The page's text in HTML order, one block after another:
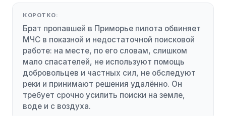
КОРОТКО:
Брат пропавшей в Приморье пилота обвиняет
МЧС в показной и недостаточной поисковой
работе: на месте, по его словам, слишком
мало спасателей, не используют помощь
добровольцев и частных сил, не обследуют
реки и принимают решения удалённо. Он
требует срочно усилить поиски на земле,
воде и с воздуха.